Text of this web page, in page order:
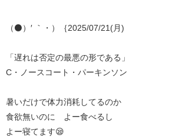
（⚫️）′ ｀・）｛2025/07/21(月)
「遅れは否定の最悪の形である」
C・ノースコート・パーキンソン
暑いだけで体力消耗してるのか
食欲無いのに よー食べるし
よー寝てます😪